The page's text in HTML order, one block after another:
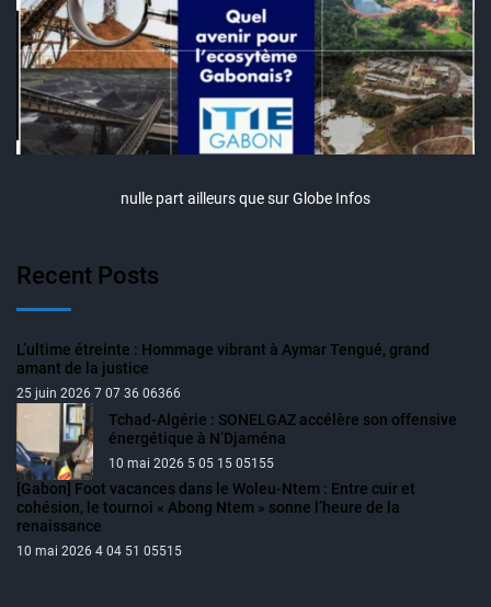
nulle part ailleurs que sur Globe Infos
Recent Posts
L’ultime étreinte : Hommage vibrant à Aymar Tengué, grand
amant de la justice
25 juin 2026 7 07 36 06366
Tchad-Algérie : SONELGAZ accélère son offensive
énergétique à N’Djaména
10 mai 2026 5 05 15 05155
[Gabon] Foot vacances dans le Woleu-Ntem : Entre cuir et
cohésion, le tournoi « Abong Ntem » sonne l’heure de la
renaissance
10 mai 2026 4 04 51 05515